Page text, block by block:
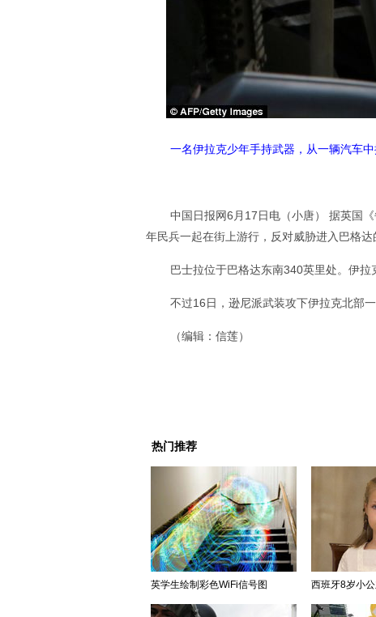
一名伊拉克少年手持武器，从一辆汽车
中国日报网6月17日电（小唐） 据英国
年民兵一起在街上游行，反对威胁进入巴格
巴士拉位于巴格达东南340英里处。伊
不过16日，逊尼派武装攻下伊拉克北部
（编辑：信莲）
热门推荐
英学生绘制彩色WiFi信号图 西班牙8岁小